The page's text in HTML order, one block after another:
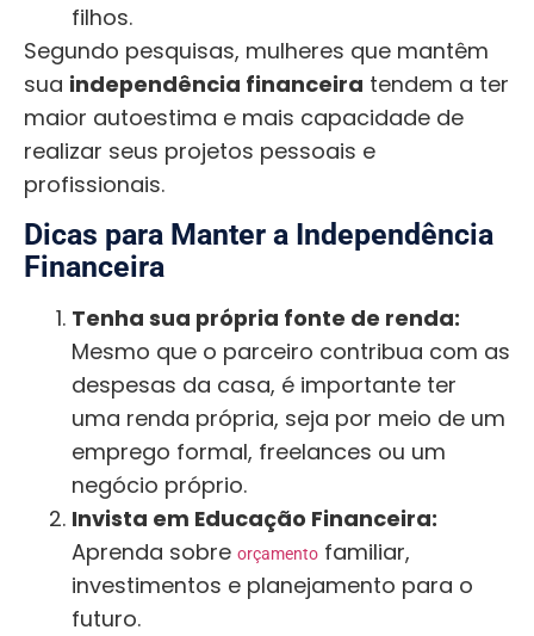
filhos.
Segundo pesquisas, mulheres que mantêm
sua independência financeira tendem a ter
maior autoestima e mais capacidade de
realizar seus projetos pessoais e
profissionais.
Dicas para Manter a Independência
Financeira
Tenha sua própria fonte de renda:
Mesmo que o parceiro contribua com as
despesas da casa, é importante ter
uma renda própria, seja por meio de um
emprego formal, freelances ou um
negócio próprio.
Invista em Educação Financeira:
Aprenda sobre orçamento familiar,
investimentos e planejamento para o
futuro.